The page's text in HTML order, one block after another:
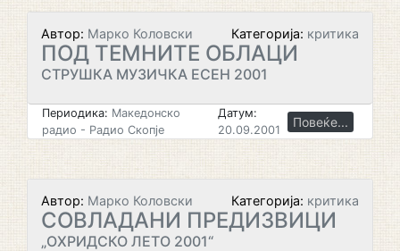
Автор: Марко Коловски Категорија: критика
ПОД ТЕМНИТЕ ОБЛАЦИ
СТРУШКА МУЗИЧКА ЕСЕН 2001
Периодика: Македонско
радио - Радио Скопје
Датум:
20.09.2001
Повеќе...
Автор: Марко Коловски Категорија: критика
СОВЛАДАНИ ПРЕДИЗВИЦИ
„ОХРИДСКО ЛЕТО 2001“